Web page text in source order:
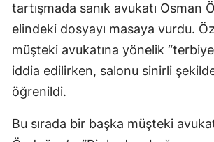
tartışmada sanık avukatı Osman
elindeki dosyayı masaya vurdu.
müşteki avukatına yönelik
iddia edilirken, salonu sinirli
öğrenildi.
Bu sırada bir başka müşteki